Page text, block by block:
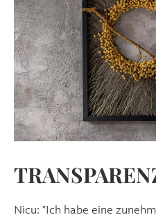
Nicu: "Ich habe eine